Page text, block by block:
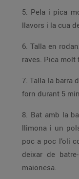
5. Pela i pica molt fines les
llavors i la cua
6. Talla en rodanxes
raves. Pica molt
7. Talla la barra de pa en
forn durant 5
8. Bat amb la batedora
llimona i un
poc a poc l’oli
deixar de batre-ho fins que emulsioni com una
maionesa.